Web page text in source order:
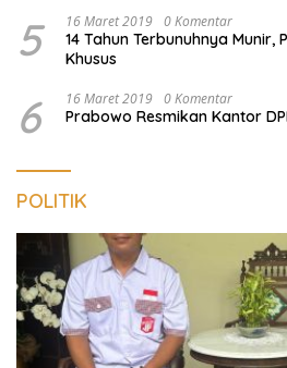
5 16 Maret 2019 0 Komentar
14 Tahun Terbunuhnya Munir,
Khusus
6 16 Maret 2019 0 Komentar
Prabowo Resmikan Kantor
POLITIK